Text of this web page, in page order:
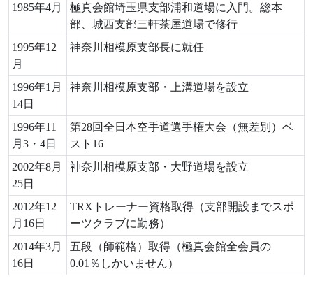
1985年4月
極真会館埼玉県支部浦和道場に入門。総本
部、城西支部三軒茶屋道場で修行
1995年12
月
神奈川相模原支部長に就任
1996年1月
14日
神奈川相模原支部・上溝道場を設立
1996年11
月3・4日
第28回全日本空手道選手権大会（無差別）ベ
スト16
2002年8月
25日
神奈川相模原支部・大野道場を設立
2012年12
月16日
TRXトレーナー資格取得（支部開設までスポ
ーツクラブに勤務）
2014年3月
16日
五段（師範格）取得（極真会館全会員の
0.01％しかいません）